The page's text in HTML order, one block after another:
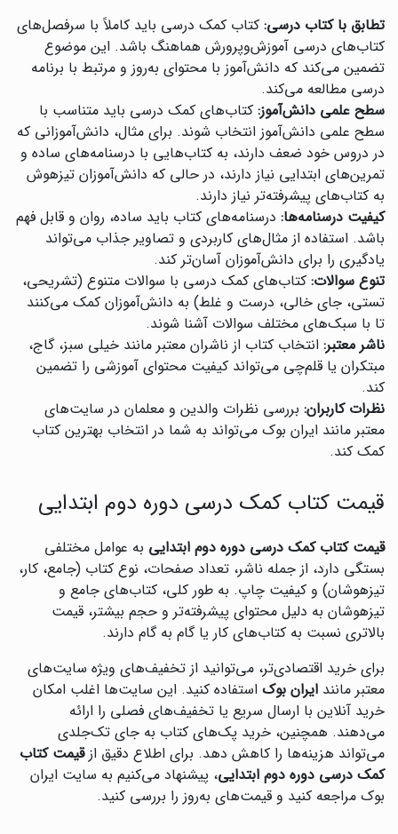
تطابق با کتاب درسی: کتاب کمک درسی باید کاملاً با سرفصل‌های
کتاب‌های درسی آموزش‌وپرورش هماهنگ باشد. این موضوع
تضمین می‌کند که دانش‌آموز با محتوای به‌روز و مرتبط با برنامه
درسی مطالعه می‌کند.
سطح علمی دانش‌آموز: کتاب‌های کمک درسی باید متناسب با
سطح علمی دانش‌آموز انتخاب شوند. برای مثال، دانش‌آموزانی که
در دروس خود ضعف دارند، به کتاب‌هایی با درسنامه‌های ساده و
تمرین‌های ابتدایی نیاز دارند، در حالی که دانش‌آموزان تیزهوش
به کتاب‌های پیشرفته‌تر نیاز دارند.
کیفیت درسنامه‌ها: درسنامه‌های کتاب باید ساده، روان و قابل فهم
باشد. استفاده از مثال‌های کاربردی و تصاویر جذاب می‌تواند
یادگیری را برای دانش‌آموزان آسان‌تر کند.
تنوع سوالات: کتاب‌های کمک درسی با سوالات متنوع (تشریحی،
تستی، جای خالی، درست و غلط) به دانش‌آموزان کمک می‌کنند
تا با سبک‌های مختلف سوالات آشنا شوند.
ناشر معتبر: انتخاب کتاب از ناشران معتبر مانند خیلی سبز، گاج،
مبتکران یا قلم‌چی می‌تواند کیفیت محتوای آموزشی را تضمین
کند.
نظرات کاربران: بررسی نظرات والدین و معلمان در سایت‌های
معتبر مانند ایران بوک می‌تواند به شما در انتخاب بهترین کتاب
کمک کند.
قیمت کتاب کمک درسی دوره دوم ابتدایی
قیمت کتاب کمک درسی دوره دوم ابتدایی به عوامل مختلفی
بستگی دارد، از جمله ناشر، تعداد صفحات، نوع کتاب (جامع، کار،
تیزهوشان) و کیفیت چاپ. به طور کلی، کتاب‌های جامع و
تیزهوشان به دلیل محتوای پیشرفته‌تر و حجم بیشتر، قیمت
بالاتری نسبت به کتاب‌های کار یا گام به گام دارند.
برای خرید اقتصادی‌تر، می‌توانید از تخفیف‌های ویژه سایت‌های
معتبر مانند ایران بوک استفاده کنید. این سایت‌ها اغلب امکان
خرید آنلاین با ارسال سریع یا تخفیف‌های فصلی را ارائه
می‌دهند. همچنین، خرید پک‌های کتاب به جای تک‌جلدی
می‌تواند هزینه‌ها را کاهش دهد. برای اطلاع دقیق ازقیمت کتاب
کمک درسی دوره دوم ابتدایی، پیشنهاد می‌کنیم به سایت ایران
بوک مراجعه کنید و قیمت‌های به‌روز را بررسی کنید.